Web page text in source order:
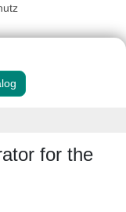
for the